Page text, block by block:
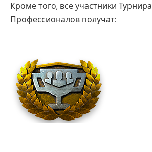
Кроме того, все участники Турнира
Профессионалов получат: